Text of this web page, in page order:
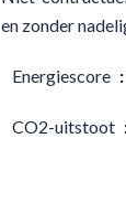
en zonder
Energiescore
CO2-uitstoot